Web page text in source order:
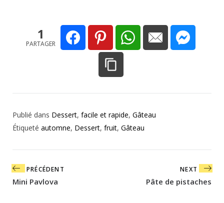
1
PARTAGER
Publié dans Dessert, facile et rapide, Gâteau
Étiqueté automne, Dessert, fruit, Gâteau
Navigation
de
PRÉCÉDENT
Mini Pavlova
NEXT
Pâte de pistaches